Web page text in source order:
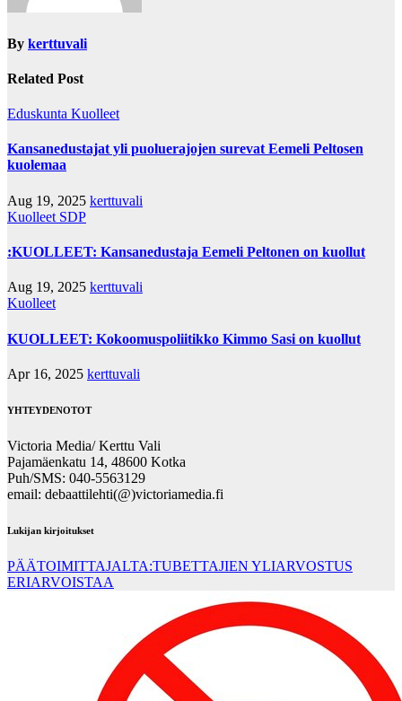
By kerttuvali
Related Post
Eduskunta Kuolleet
Kansanedustajat yli puoluerajojen surevat Eemeli Peltosen
kuolemaa
Aug 19, 2025 kerttuvali
Kuolleet SDP
:KUOLLEET: Kansanedustaja Eemeli Peltonen on kuollut
Aug 19, 2025 kerttuvali
Kuolleet
KUOLLEET: Kokoomuspoliitikko Kimmo Sasi on kuollut
Apr 16, 2025 kerttuvali
YHTEYDENOTOT
Victoria Media/ Kerttu Vali
Pajamäenkatu 14, 48600 Kotka
Puh/SMS: 040-5563129
email: debaattilehti(@)victoriamedia.fi
Lukijan kirjoitukset
PÄÄTOIMITTAJALTA:TUBETTAJIEN YLIARVOSTUS
ERIARVOISTAA